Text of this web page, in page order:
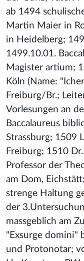
ab 1494
Martin Maier in
in Heidelberg;
1499.10.01.
Magister artium;
Köln (Name:
Freiburg/Br.;
Vorlesungen an
Baccalaureus
Strassburg; 1509
Freiburg; 1510
Professor der
am Dom,
strenge Haltung
der
massgeblich am
"Exsurge domini"
und Protonotar;